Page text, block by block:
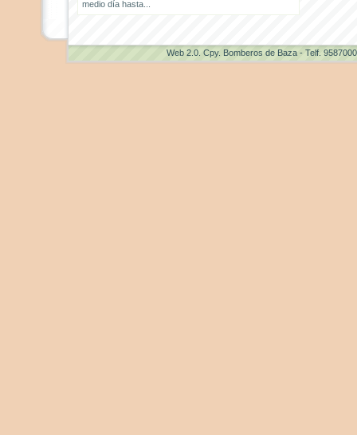
medio día hasta...
Web 2.0 . Cpy. Bomberos de Baza - Telf.